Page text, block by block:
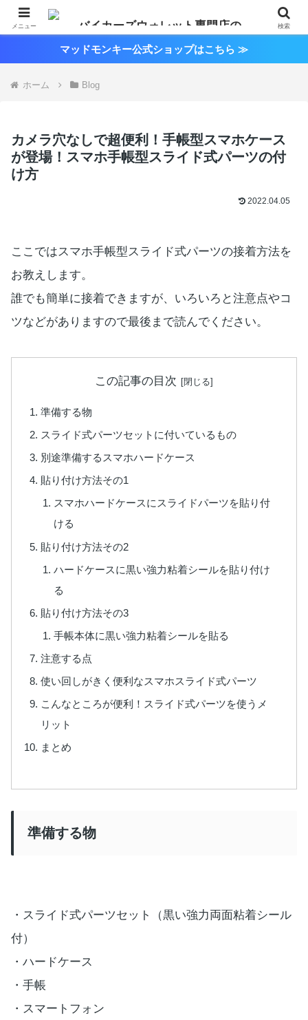
マッドモンキー公式ショップはこちら ≫
ホーム Blog
カメラ穴なしで超便利！手帳型スマホケース
が登場！スマホ手帳型スライド式パーツの付
け方
2022.04.05
ここではスマホ手帳型スライド式パーツの接着方法を
お教えします。
誰でも簡単に接着できますが、いろいろと注意点やコ
ツなどがありますので最後まで読んでください。
この記事の目次
準備する物
スライド式パーツセットに付いているもの
別途準備するスマホハードケース
貼り付け方法その1
スマホハードケースにスライドパーツを貼り付
ける
貼り付け方法その2
ハードケースに黒い強力粘着シールを貼り付け
る
貼り付け方法その3
手帳本体に黒い強力粘着シールを貼る
注意する点
使い回しがきく便利なスマホスライド式パーツ
こんなところが便利！スライド式パーツを使うメ
リット
まとめ
準備する物
・スライド式パーツセット（黒い強力両面粘着シール
付）
・ハードケース
・手帳
・スマートフォン
メニュー 検索